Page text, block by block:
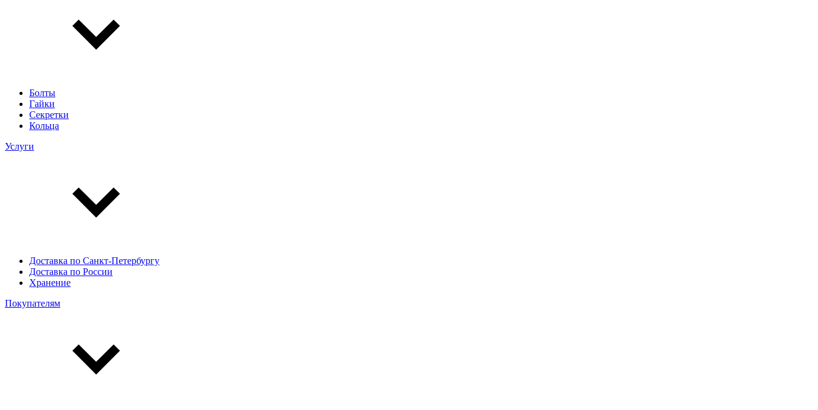
Болты
Гайки
Секретки
Кольца
Услуги
Доставка по Санкт-Петербургу
Доставка по России
Хранение
Покупателям